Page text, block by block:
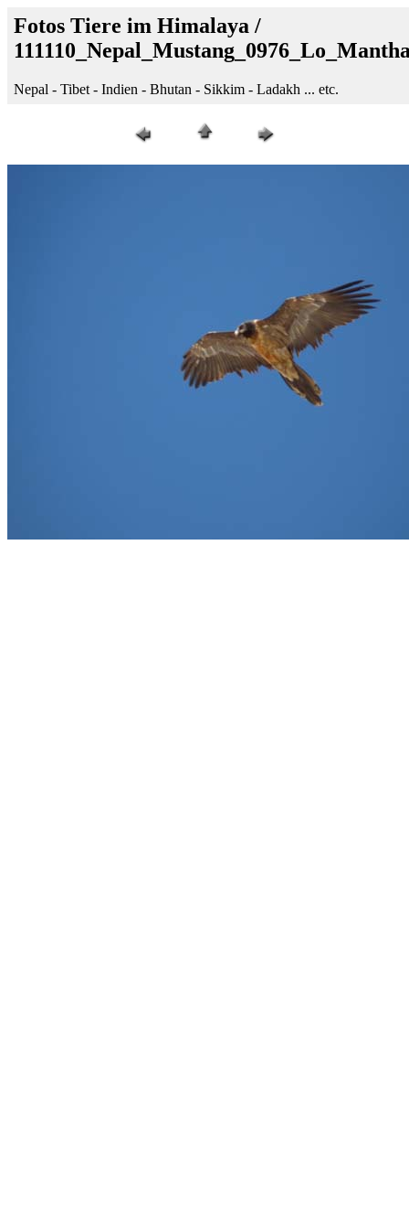
Fotos Tiere im Himalaya /
Nepal - Tibet - Indien - Bhutan - Sikkim - Ladakh ... etc.